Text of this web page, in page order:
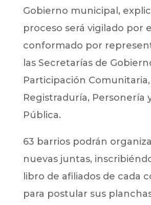
Gobierno municipal,
proceso será vigilado por
conformado por
las Secretarías de
Participación Comunitaria,
Registraduría, Personería
Pública.
63 barrios podrán
nuevas juntas,
libro de afiliados de cada
para postular sus